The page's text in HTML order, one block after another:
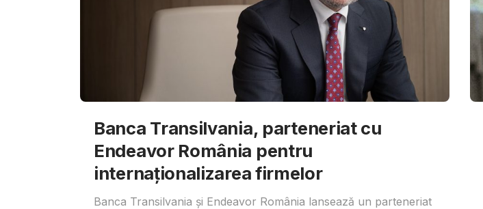
Banca Transilvania, parteneriat cu
Endeavor România pentru
internaționalizarea firmelor
Banca Transilvania și Endeavor România lansează un parteneriat